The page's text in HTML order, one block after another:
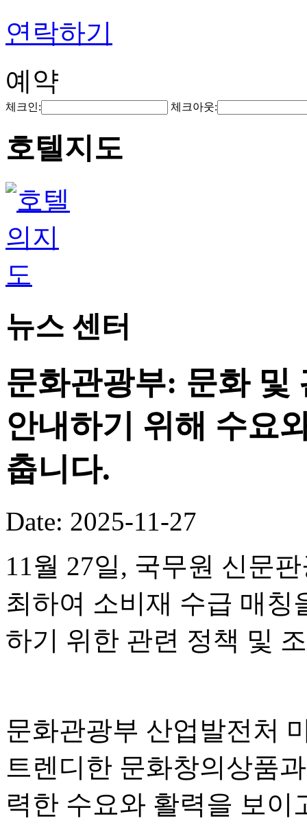
연락하기
예약
체크인: 체크아웃:
호텔지도
뉴스 센터
문화관광부: 문화 및
안내하기 위해 수요
춥니다.
Date: 2025-11-27
11월 27일, 국무원 신문
최하여 소비재 수급 매칭
하기 위한 관련 정책 및
문화관광부 산업발전처
트렌디한 문화창의상품
력한 수요와 활력을 보이